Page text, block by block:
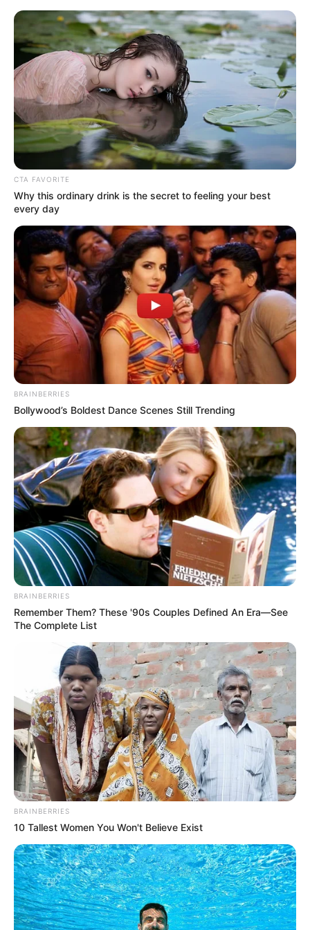
HOME
INSPIRASI
STYLE
FILM &
SERIES
NGAKAK
QUOTES
HYPE
MORE
Brigitta Cynthia
CTA FAVORITE
Why this ordinary drink is the secret to feeling your best
every day
BRAINBERRIES
Bollywood’s Boldest Dance Scenes Still Trending
BRAINBERRIES
Remember Them? These '90s Couples Defined An Era—See
The Complete List
BRAINBERRIES
10 Tallest Women You Won't Believe Exist